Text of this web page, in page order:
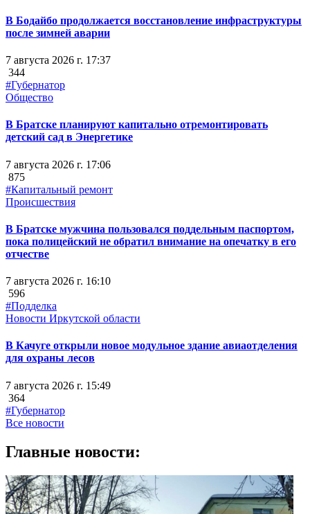
В Бодайбо продолжается восстановление инфраструктуры
после зимней аварии
7 августа 2026 г. 17:37
344
#Губернатор
Общество
В Братске планируют капитально отремонтировать
детский сад в Энергетике
7 августа 2026 г. 17:06
875
#Капитальный ремонт
Происшествия
В Братске мужчина пользовался поддельным паспортом,
пока полицейский не обратил внимание на опечатку в его
отчестве
7 августа 2026 г. 16:10
596
#Подделка
Новости Иркутской области
В Качуге открыли новое модульное здание авиаотделения
для охраны лесов
7 августа 2026 г. 15:49
364
#Губернатор
Все новости
Главные новости: